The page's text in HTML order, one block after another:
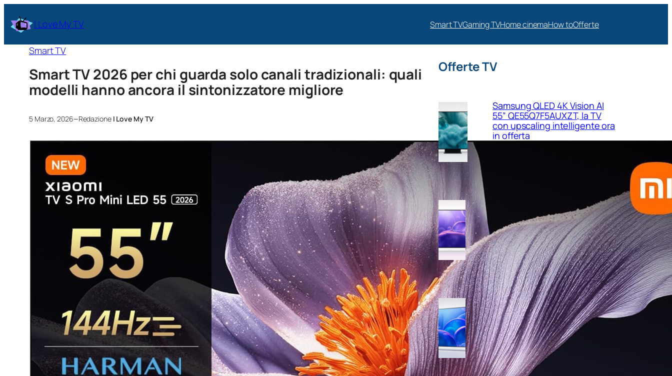
I Love My TV Smart TVGaming TVHome cinemaHow toOfferte
Smart TV
Smart TV 2026 per chi guarda solo canali tradizionali: quali
modelli hanno ancora il sintonizzatore migliore
5 Marzo, 2026–Redazione I Love My TV
Offerte TV
Samsung QLED 4K Vision AI
55” QE55Q7F5AUXZT, la TV
con upscaling intelligente ora
in offerta
Samsung Crystal UHD 4K 55”
UE55U8090FUXZT, smart TV
sottile e luminosa in forte
sconto su Amazon
Samsung Crystal UHD 4K 55”
UE55U7000FUXZT, smart TV
2025 perfetta per il salotto a
prezzo ribassato